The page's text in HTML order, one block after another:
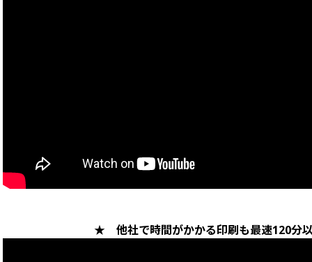
★ 他社で時間がかかる印刷も最速120